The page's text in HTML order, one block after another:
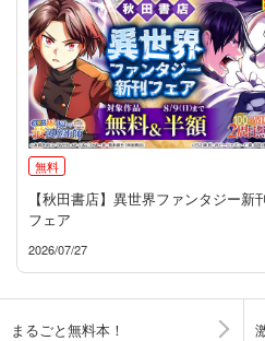
無料
【秋田書店】異世界ファンタジー新
フェア
2026/07/27
まるごと無料本！